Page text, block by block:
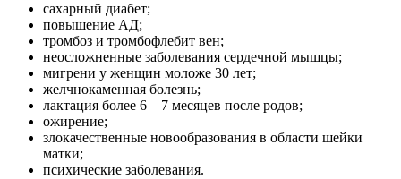
сахарный диабет;
повышение АД;
тромбоз и тромбофлебит вен;
неосложненные заболевания сердечной мышцы;
мигрени у женщин моложе 30 лет;
желчнокаменная болезнь;
лактация более 6—7 месяцев после родов;
ожирение;
злокачественные новообразования в области шейки
матки;
психические заболевания.